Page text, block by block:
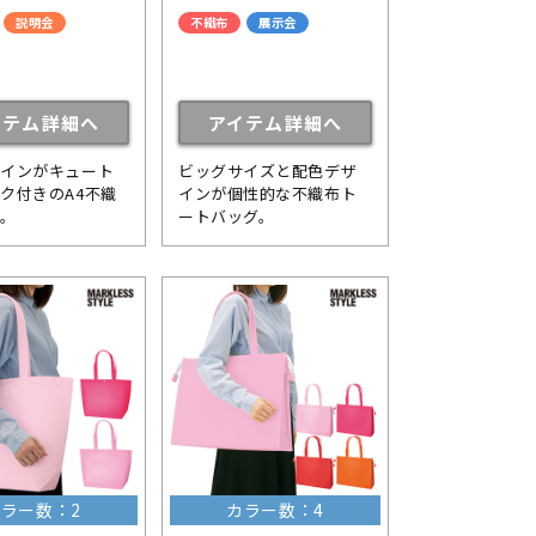
説明会
ム詳細へ
ンがキュート
付きのA4不織
不織布 展示会
アイテム詳細へ
ビッグサイズと配色デザ
インが個性的な不織布ト
ートバッグ。
ー数：2 カラー数：4